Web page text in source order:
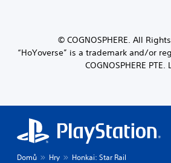
© COGNOSPHERE. All
“HoYoverse” is a trademark and/or
COGNOSPHERE PTE.
Domů Hry Honkai: Star Rail